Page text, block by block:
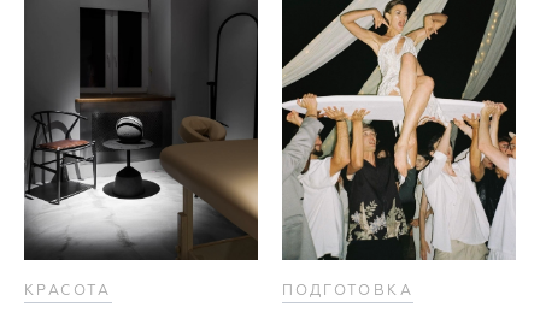
КРАСОТА ПОДГОТОВКА